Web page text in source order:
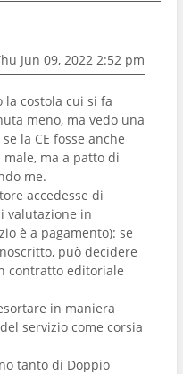
Jun 09, 2022 2:52 pm
costola cui si fa
meno, ma vedo una
la CE fosse anche
ma a patto di
me.
accedesse di
valutazione in
è a pagamento): se
può decidere
contratto editoriale
in maniera
servizio come corsia
tanto di Doppio